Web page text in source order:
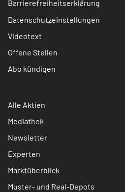
Barrierefreiheitserklärung
Datenschutzeinstellungen
Videotext
Offene Stellen
Abo kündigen
Alle Aktien
Mediathek
Newsletter
Experten
Marktüberblick
Muster- und Real-Depots